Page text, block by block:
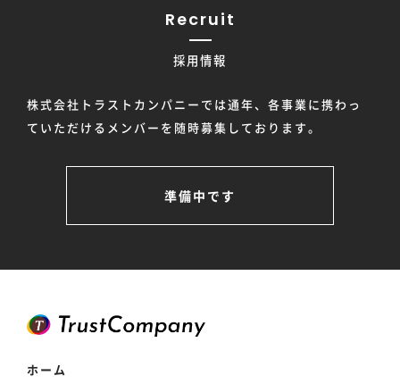
Recruit
採用情報
株式会社トラストカンパニーでは通年、各事業に携わっ
ていただけるメンバーを随時募集しております。
準備中です
ホーム